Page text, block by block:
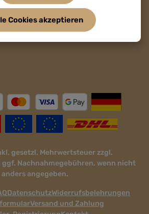
gesetzl. Mehrwertsteuer zzgl.
ggf. Nachnahmegebühren, wenn nicht
anders angegeben.
DatenschutzWiderrufsbelehrungen
Versand und Zahlung
Cookies akzeptieren